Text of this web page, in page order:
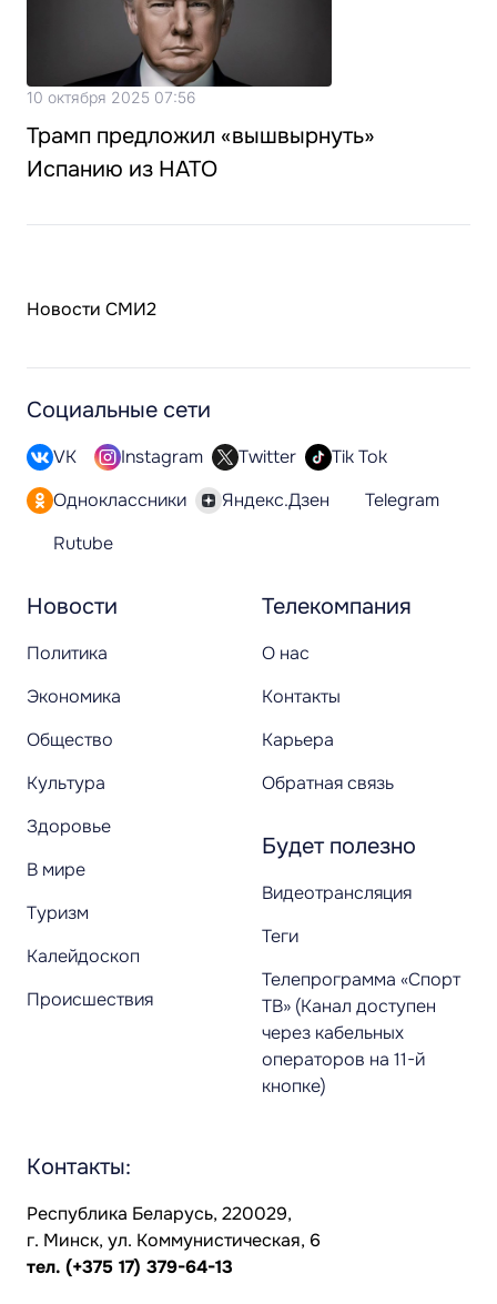
10 октября 2025 07:56
Трамп предложил «вышвырнуть»
Испанию из НАТО
Новости СМИ2
Новости
Политика
Экономика
Общество
Культура
Здоровье
В мире
Туризм
Калейдоскоп
Происшествия
Телекомпания
О нас
Контакты
Карьера
Обратная связь
Будет полезно
Видеотрансляция
Теги
Телепрограмма «Спорт
ТВ» (Канал доступен
через кабельных
операторов на 11-й
кнопке)
Социальные сети
VK Instagram Twitter
Tik Tok
Одноклассники
Яндекс.Дзен
Telegram
Rutube
Контакты:
Республика Беларусь, 220029,
г. Минск, ул. Коммунистическая, 6
тел. (+375 17) 379-64-13